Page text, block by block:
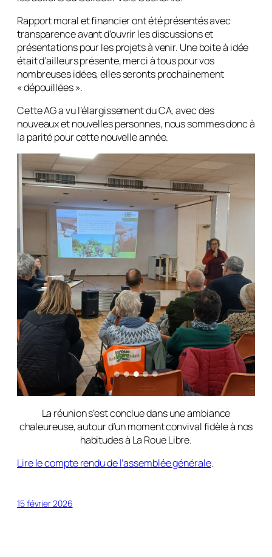
Rapport moral et financier ont été présentés avec
transparence avant d’ouvrir les discussions et
présentations pour les projets à venir. Une boite à idée
était d’ailleurs présente, merci à tous pour vos
nombreuses idées, elles seronts prochainement
« dépouillées ».
Cette AG a vu l’élargissement du CA, avec des
nouveaux et nouvelles personnes, nous sommes donc à
la parité pour cette nouvelle année.
La réunion s’est conclue dans une ambiance
chaleureuse, autour d’un moment convival fidèle à nos
habitudes à La Roue Libre.
Lire le compte rendu de l’assemblée générale.
15 février 2026